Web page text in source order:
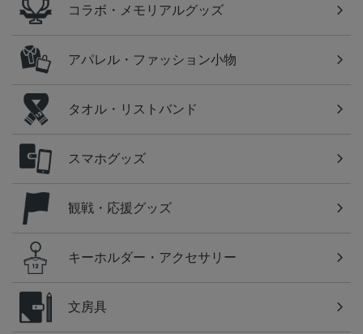
コラボ・メモリアルグッズ
アパレル・ファッション小物
タオル・リストバンド
スマホグッズ
観戦・応援グッズ
キーホルダー・アクセサリー
文房具